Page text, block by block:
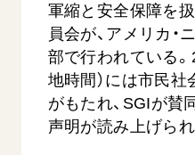
日蓮大聖人の仏法（教学入
釈尊～法華経
日蓮大聖人
座談会
仏法を学ぶ
仏法を語る
主な行事
年間の活動について
「平和の文化」を構築
核兵器の廃絶に向け連帯を
「人権文化」「ジェンダー
「持続可能な開発目標（
人道支援
世界の創価学会
各国ウェブサイト
世界の創価学会の歴史
基本情報
創価学会 会憲
会員サポート
軍縮と安全保障を
員会が、アメリカ・
部で行われている
地時間）には市民
がもたれ、SGIが賛
声明が読み上げられ